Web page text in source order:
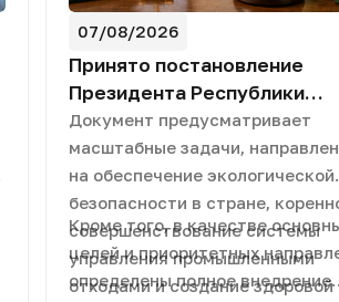
07/08/2026
Принято постановление
Президента Республики
Узбекистан «О мерах по
повышению эффективности
управления опасными
отходами».
Документ предусматривает
масштабные задачи,
на обеспечение экологической
безопасности в стране,
совершенствование системы
управления промышленными
отходами и создание здоровой
Кроме того, в качестве
целей и приоритетных
определены полное внедрение